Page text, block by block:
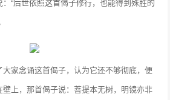
家念诵这首偈子，认为它还不够彻底，便
上，那首偈子说：菩提本无树，明镜亦非